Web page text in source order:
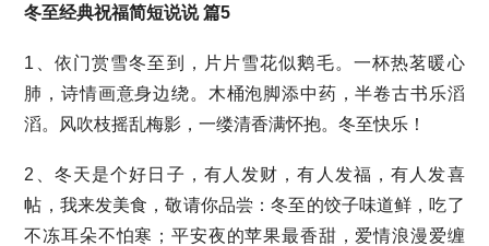
冬至经典祝福简短说说 篇5
1、依门赏雪冬至到，片片雪花似鹅毛。一杯热茗暖心
肺，诗情画意身边绕。木桶泡脚添中药，半卷古书乐滔
滔。风吹枝摇乱梅影，一缕清香满怀抱。冬至快乐！
2、冬天是个好日子，有人发财，有人发福，有人发喜
帖，我来发美食，敬请你品尝：冬至的饺子味道鲜，吃了
不冻耳朵不怕寒；平安夜的苹果最香甜，爱情浪漫爱缠